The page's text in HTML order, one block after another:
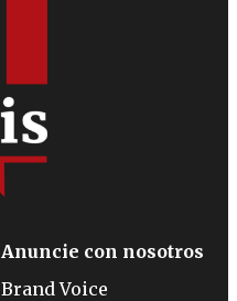
Anuncie con nosotros
Brand Voice